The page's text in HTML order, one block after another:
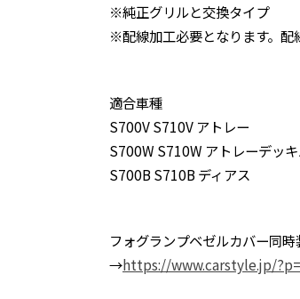
※純正グリルと交換タイプ
※配線加工必要となります。配
適合車種
S700V S710V アトレー
S700W S710W アトレーデッ
S700B S710B ディアス
フォグランプベゼルカバー同
→https://www.carstyle.jp/